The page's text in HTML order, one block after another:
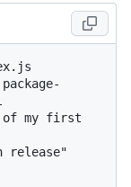
of my first